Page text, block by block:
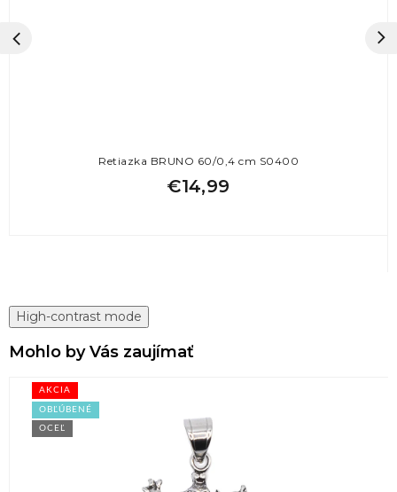
Retiazka BRUNO 60/0,4 cm S0400
€14,99
High-contrast mode
Mohlo by Vás zaujímať
AKCIA
OBĽÚBENÉ
OCEĽ